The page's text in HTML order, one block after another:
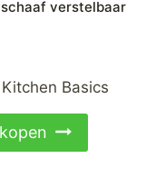
verstelbaar
Kitchen Basics
kopen